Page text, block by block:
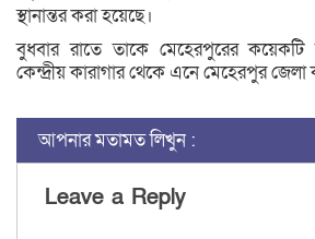
স্থানান্তর করা হয়েছে।
বুধবার রাতে তাকে মেহেরপুরের কয়েকটি
কেন্দ্রীয় কারাগার থেকে এনে মেহেরপুর জেলা
আপনার মতামত লিখুন :
Leave a Reply